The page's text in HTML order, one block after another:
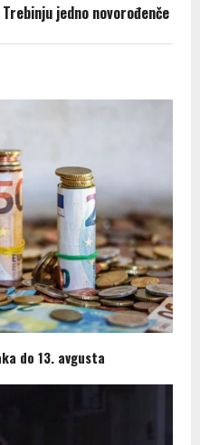
jedno novorođenče
do 13. avgusta